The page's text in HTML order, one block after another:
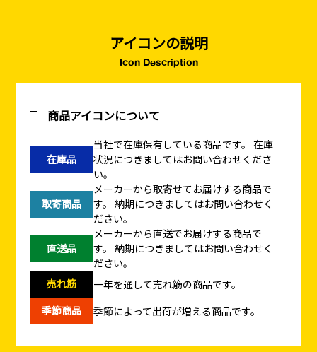
アイコンの説明
Icon Description
商品アイコンについて
在庫品
当社で在庫保有している商品です。 在庫
状況につきましてはお問い合わせくださ
い。
取寄商品
メーカーから取寄せてお届けする商品で
す。 納期につきましてはお問い合わせく
ださい。
直送品
メーカーから直送でお届けする商品で
す。 納期につきましてはお問い合わせく
ださい。
売れ筋
一年を通して売れ筋の商品です。
季節商品
季節によって出荷が増える商品です。